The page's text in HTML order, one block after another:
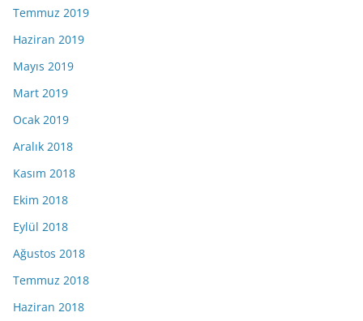
Temmuz 2019
Haziran 2019
Mayıs 2019
Mart 2019
Ocak 2019
Aralık 2018
Kasım 2018
Ekim 2018
Eylül 2018
Ağustos 2018
Temmuz 2018
Haziran 2018